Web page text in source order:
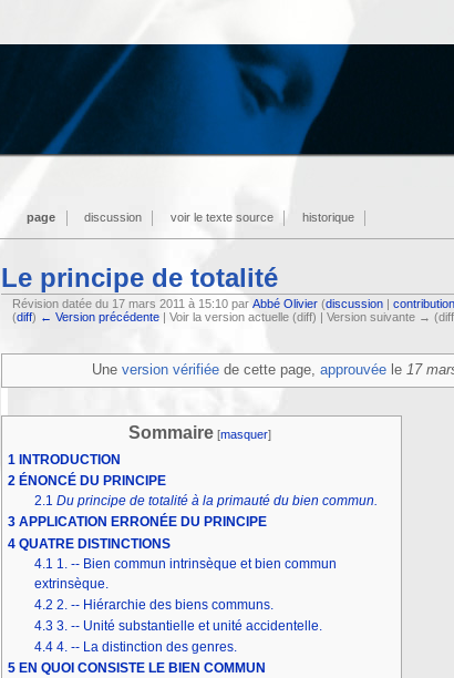
Le principe de totalité
Révision datée du 17 mars 2011 à 15:10 parAbbé Olivier (discussion |
(diff) ← Version précédente | Voir la version actuelle (diff) | Version suivante →
Uneversion vérifiée de cette page,approuvée le17
Sommaire[masquer]
1 INTRODUCTION
2 ÉNONCÉ DU PRINCIPE
2.1 Du principe de totalité à la primauté du bien commun.
3 APPLICATION ERRONÉE DU PRINCIPE
4 QUATRE DISTINCTIONS
4.1 1. -- Bien commun intrinsèque et bien commun
extrinsèque.
4.2 2. -- Hiérarchie des biens communs.
4.3 3. -- Unité substantielle et unité accidentelle.
4.4 4. -- La distinction des genres.
5 EN QUOI CONSISTE LE BIEN COMMUN
page discussion voir le texte source historique